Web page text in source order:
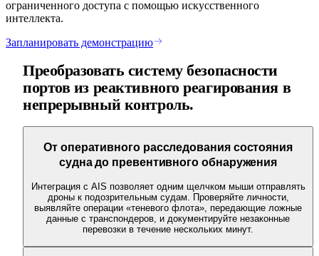
ограниченного доступа с помощью искусственного
интеллекта.
Запланировать демонстрацию
Преобразовать систему безопасности
портов из реактивного реагирования в
непрерывный контроль.
От оперативного расследования состояния
судна до превентивного обнаружения
Интеграция с AIS позволяет одним щелчком мыши отправлять
дроны к подозрительным судам. Проверяйте личности,
выявляйте операции «теневого флота», передающие ложные
данные с транспондеров, и документируйте незаконные
перевозки в течение нескольких минут.